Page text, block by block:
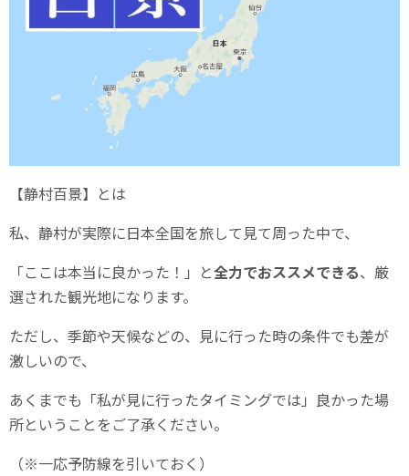
【静村百景】とは
私、静村が実際に日本全国を旅して見て周った中で、
「ここは本当に良かった！」と全力でおススメできる、厳
選された観光地になります。
ただし、季節や天候などの、見に行った時の条件でも差が
激しいので、
あくまでも「私が見に行ったタイミングでは」良かった場
所ということをご了承ください。
（※一応予防線を引いておく）